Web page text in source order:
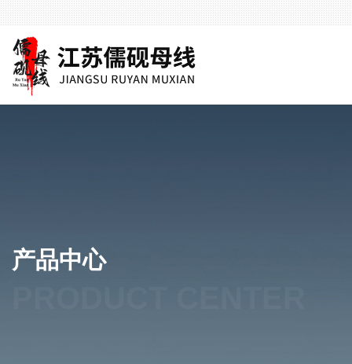
产品中心